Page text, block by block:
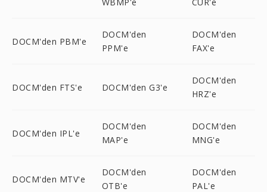
DOCM'den PBM'e
DOCM'den
PPM'e
DOCM'den
FAX'e
DOCM'den FTS'e DOCM'den G3'e
DOCM'den
HRZ'e
DOCM'den IPL'e
DOCM'den
MAP'e
DOCM'den
MNG'e
DOCM'den MTV'e
DOCM'den
OTB'e
DOCM'den
PAL'e